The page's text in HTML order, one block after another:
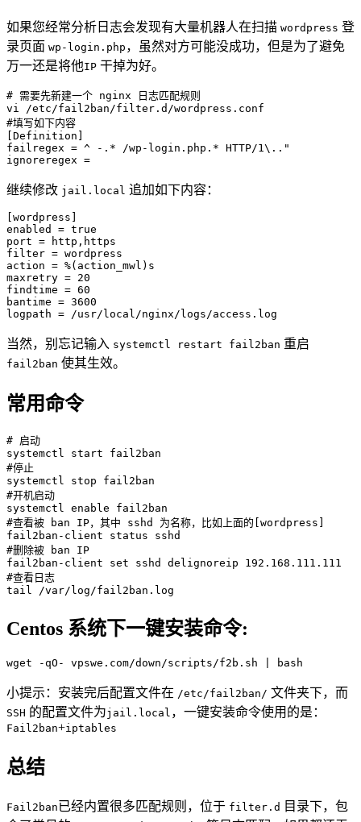
如果您经常分析日志会发现有大量机器人在扫描 wordpress 登
录页面 wp-login.php ，虽然对方可能没成功，但是为了避免
万一还是将他IP 干掉为好。
# 需要先新建一个 nginx 日志匹配规则
vi /etc/fail2ban/filter.d/wordpress.conf
#填写如下内容
[Definition]
failregex = ^ -.* /wp-login.php.* HTTP/1\.."
ignoreregex =
继续修改 jail.local 追加如下内容：
[wordpress]
enabled = true
port = http,https
filter = wordpress
action = %(action_mwl)s
maxretry = 20
findtime = 60
bantime = 3600
logpath = /usr/local/nginx/logs/access.log
当然，别忘记输入 systemctl restart fail2ban 重启
fail2ban 使其生效。
常用命令
# 启动
systemctl start fail2ban
#停止
systemctl stop fail2ban
#开机启动
systemctl enable fail2ban
#查看被 ban IP，其中 sshd 为名称，比如上面的[wordpress]
fail2ban-client status sshd
#删除被 ban IP
fail2ban-client set sshd delignoreip 192.168.111.111
#查看日志
tail /var/log/fail2ban.log
Centos 系统下一键安装命令:
wget -qO- vpswe.com/down/scripts/f2b.sh | bash
小提示：安装完后配置文件在 /etc/fail2ban/ 文件夹下，而
SSH 的配置文件为jail.local ，一键安装命令使用的是：
Fail2ban+iptables
总结
Fail2ban已经内置很多匹配规则，位于 filter.d 目录下，包